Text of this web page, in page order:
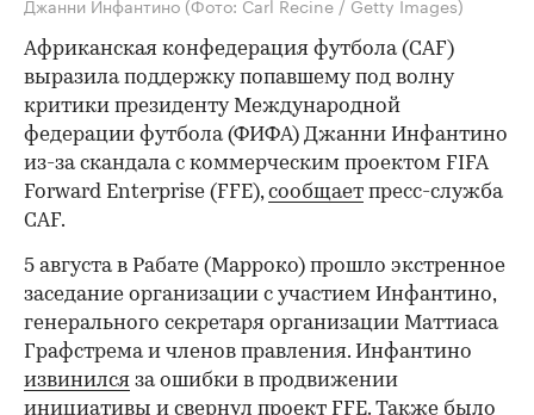
Африканская конфедерация футбола (CAF)
выразила поддержку попавшему под волну
критики президенту Международной
федерации футбола (ФИФА) Джанни Инфантино
из-за скандала с коммерческим проектом FIFA
Forward Enterprise (FFE),сообщает пресс-служба
СAF.
5 августа в Рабате (Марроко) прошло экстренное
заседание организации с участием Инфантино,
генерального секретаря организации Маттиаса
Графстрема и членов правления. Инфантино
извинился за ошибки в продвижении
инициативы и свернул проект FFE. Также было